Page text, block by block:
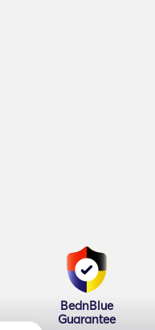
BednBlue
Guarantee